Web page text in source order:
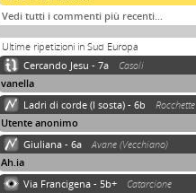
Vedi tutti i commenti più recenti…
Ultime ripetizioni in Sud Europa
Cercando Jesu - 7a
Casoli
vanella
Ladri di corde (I sosta) - 6b
Rocchette
Utente anonimo
Giuliana - 6a
Avane (Vecchiano)
Ah.ia
Via Francigena - 5b+
Catarcione